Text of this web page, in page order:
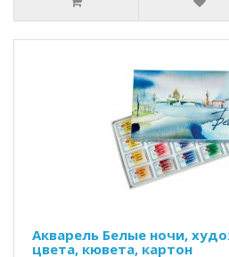
Акварель Белые ночи,
цвета, кювета, картон